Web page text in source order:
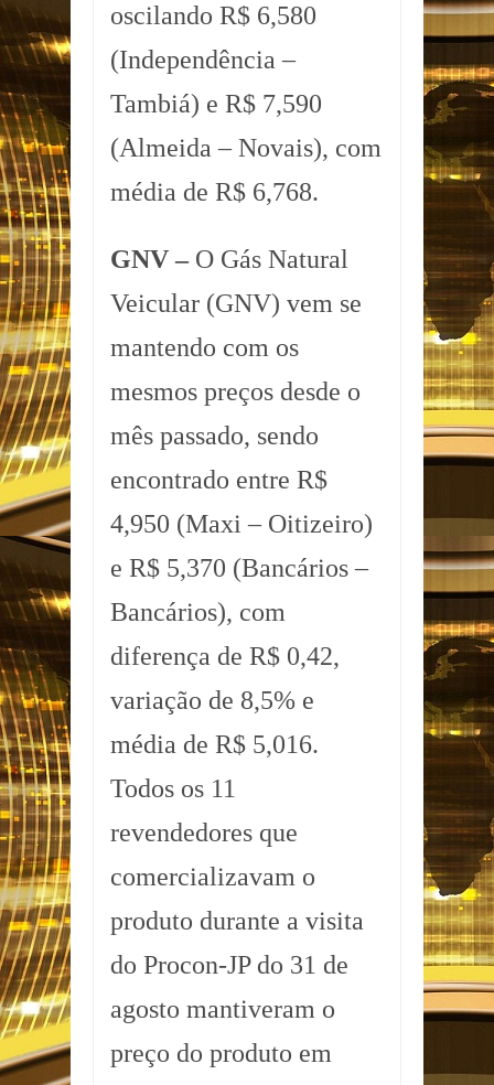
oscilando R$ 6,580
(Independência –
Tambiá) e R$ 7,590
(Almeida – Novais), com
média de R$ 6,768.
GNV – O Gás Natural
Veicular (GNV) vem se
mantendo com os
mesmos preços desde o
mês passado, sendo
encontrado entre R$
4,950 (Maxi – Oitizeiro)
e R$ 5,370 (Bancários –
Bancários), com
diferença de R$ 0,42,
variação de 8,5% e
média de R$ 5,016.
Todos os 11
revendedores que
comercializavam o
produto durante a visita
do Procon-JP do 31 de
agosto mantiveram o
preço do produto em